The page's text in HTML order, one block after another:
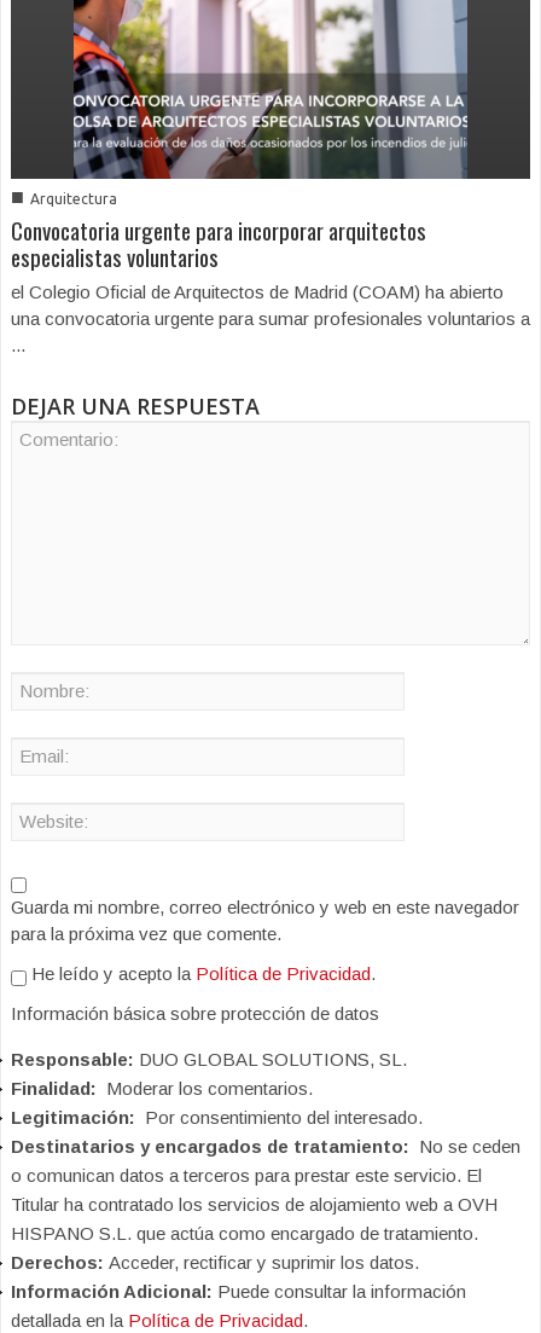
■ Arquitectura
Convocatoria urgente para incorporar arquitectos
especialistas voluntarios
el Colegio Oficial de Arquitectos de Madrid (COAM) ha abierto
una convocatoria urgente para sumar profesionales voluntarios a
...
DEJAR UNA RESPUESTA
Guarda mi nombre, correo electrónico y web en este navegador
para la próxima vez que comente.
He leído y acepto la Política de Privacidad.
Información básica sobre protección de datos
Responsable: DUO GLOBAL SOLUTIONS, SL.
Finalidad: Moderar los comentarios.
Legitimación: Por consentimiento del interesado.
Destinatarios y encargados de tratamiento: No se ceden
o comunican datos a terceros para prestar este servicio. El
Titular ha contratado los servicios de alojamiento web a OVH
HISPANO S.L. que actúa como encargado de tratamiento.
Derechos: Acceder, rectificar y suprimir los datos.
Información Adicional: Puede consultar la información
detallada en la Política de Privacidad.